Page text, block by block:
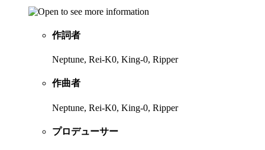
作詞者
Neptune, Rei-K0, King-0, Ripper
作曲者
Neptune, Rei-K0, King-0, Ripper
プロデューサー